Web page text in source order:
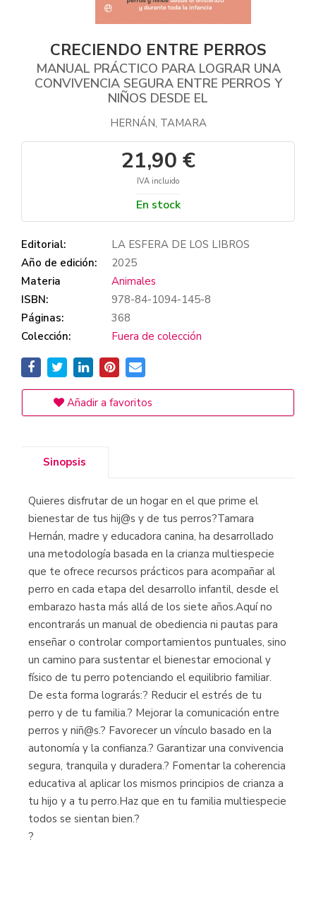
CRECIENDO ENTRE PERROS
MANUAL PRÁCTICO PARA LOGRAR UNA
CONVIVENCIA SEGURA ENTRE PERROS Y
NIÑOS DESDE EL
HERNÁN, TAMARA
21,90 €
IVA incluido
En stock
Editorial:
LA ESFERA DE LOS LIBROS
Año de edición:
2025
Materia
Animales
ISBN:
978-84-1094-145-8
Páginas:
368
Colección:
Fuera de colección
Añadir a favoritos
Sinopsis
Quieres disfrutar de un hogar en el que prime el
bienestar de tus hij@s y de tus perros?Tamara
Hernán, madre y educadora canina, ha desarrollado
una metodología basada en la crianza multiespecie
que te ofrece recursos prácticos para acompañar al
perro en cada etapa del desarrollo infantil, desde el
embarazo hasta más allá de los siete años.Aquí no
encontrarás un manual de obediencia ni pautas para
enseñar o controlar comportamientos puntuales, sino
un camino para sustentar el bienestar emocional y
físico de tu perro potenciando el equilibrio familiar.
De esta forma lograrás:? Reducir el estrés de tu
perro y de tu familia.? Mejorar la comunicación entre
perros y niñ@s.? Favorecer un vínculo basado en la
autonomía y la confianza.? Garantizar una convivencia
segura, tranquila y duradera.? Fomentar la coherencia
educativa al aplicar los mismos principios de crianza a
tu hijo y a tu perro.Haz que en tu familia multiespecie
todos se sientan bien.?
?